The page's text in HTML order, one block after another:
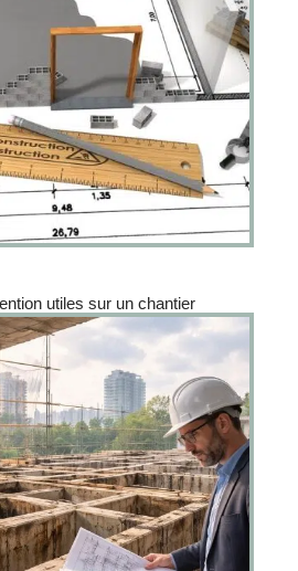
utiles sur un chantier